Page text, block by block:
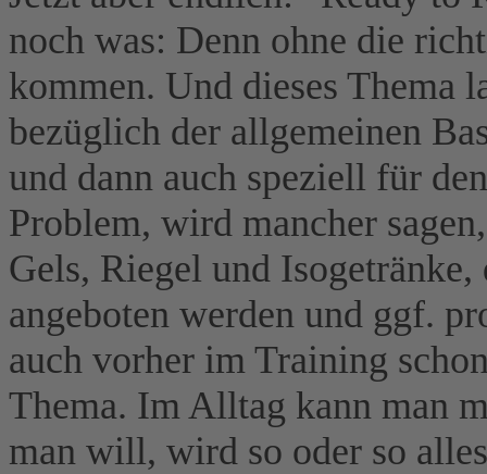
noch was: Denn ohne die
kommen. Und dieses
bezüglich der allgemeinen
und dann auch speziell für
Problem, wird mancher
Gels, Riegel und
angeboten werden und ggf.
auch vorher im Training
Thema. Im Alltag kann man
man will, wird so oder so